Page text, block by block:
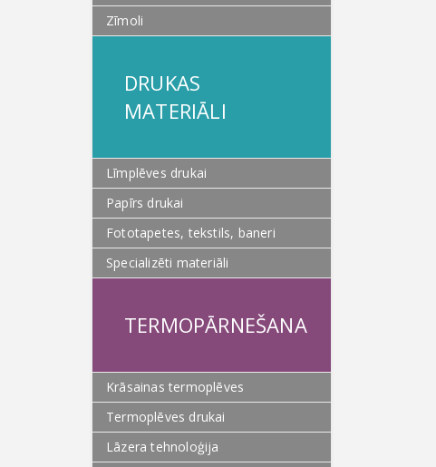
Zīmoli
DRUKAS
MATERIĀLI
Līmplēves drukai
Papīrs drukai
Fototapetes, tekstils, baneri
Specializēti materiāli
TERMOPĀRNEŠANA
Krāsainas termoplēves
Termoplēves drukai
Lāzera tehnoloģija